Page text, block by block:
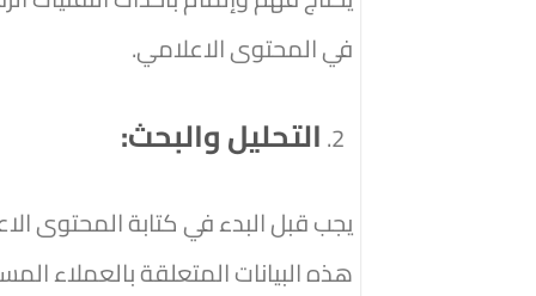
في المحتوى الاعلامي.
التحليل والبحث:
يجب قبل البدء في كتابة المحتوى
هذه البيانات المتعلقة بالعملاء